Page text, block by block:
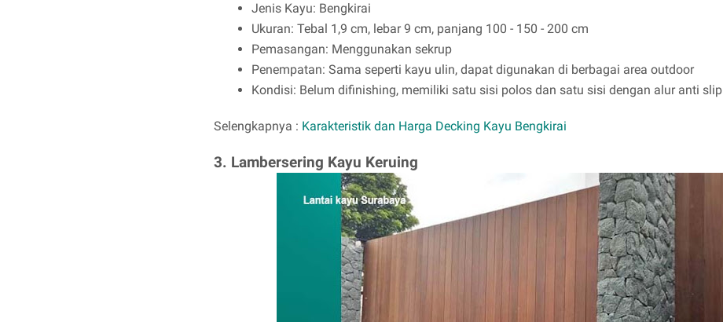
Jenis Kayu: Bengkirai
Ukuran: Tebal 1,9 cm, lebar 9 cm, panjang 100 - 150 - 200 cm
Pemasangan: Menggunakan sekrup
Penempatan: Sama seperti kayu ulin, dapat digunakan di berbagai area outdoor
Kondisi: Belum difinishing, memiliki satu sisi polos dan satu sisi dengan alur anti slip
Selengkapnya : Karakteristik dan Harga Decking Kayu Bengkirai
3. Lambersering Kayu Keruing